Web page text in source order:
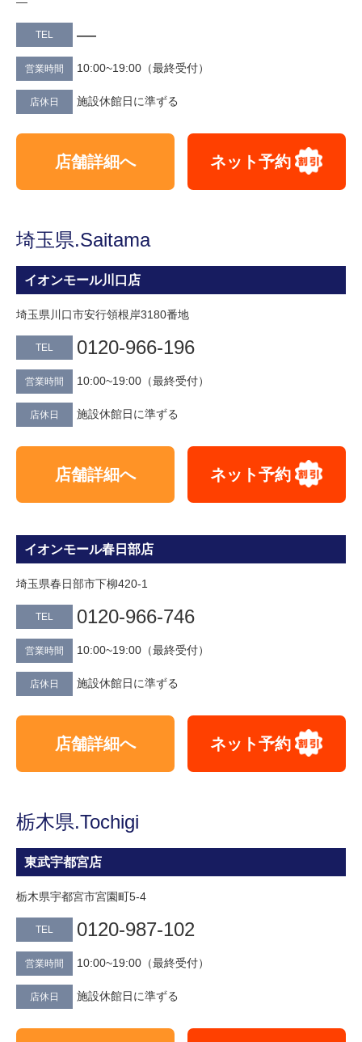
TEL —
営業時間 10:00~19:00（最終受付）
店休日 施設休館日に準ずる
店舗詳細へ ネット予約
埼玉県.Saitama
イオンモール川口店
埼玉県川口市安行領根岸3180番地
TEL 0120-966-196
営業時間 10:00~19:00（最終受付）
店休日 施設休館日に準ずる
店舗詳細へ ネット予約
イオンモール春日部店
埼玉県春日部市下柳420-1
TEL 0120-966-746
営業時間 10:00~19:00（最終受付）
店休日 施設休館日に準ずる
店舗詳細へ ネット予約
栃木県.Tochigi
東武宇都宮店
栃木県宇都宮市宮園町5-4
TEL 0120-987-102
営業時間 10:00~19:00（最終受付）
店休日 施設休館日に準ずる